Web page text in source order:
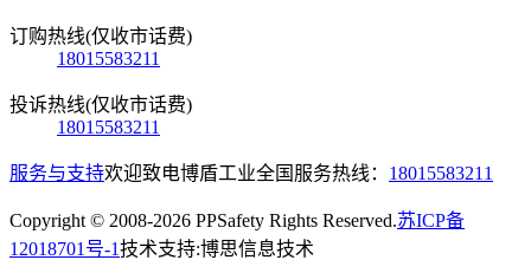
订购热线(仅收市话费)
18015583211
投诉热线(仅收市话费)
18015583211
服务与支持欢迎致电博盾工业全国服务热线： 18015583211
Copyright © 2008-2026 PPSafety Rights Reserved.苏ICP备
12018701号-1技术支持:博思信息技术